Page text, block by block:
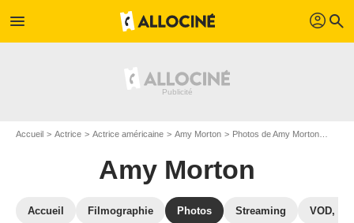
menu profil search
Accueil Actrice Actrice américaine Amy Morton Photos de Amy Morton
Amy Morton
Accueil Filmographie Photos Streaming VOD,